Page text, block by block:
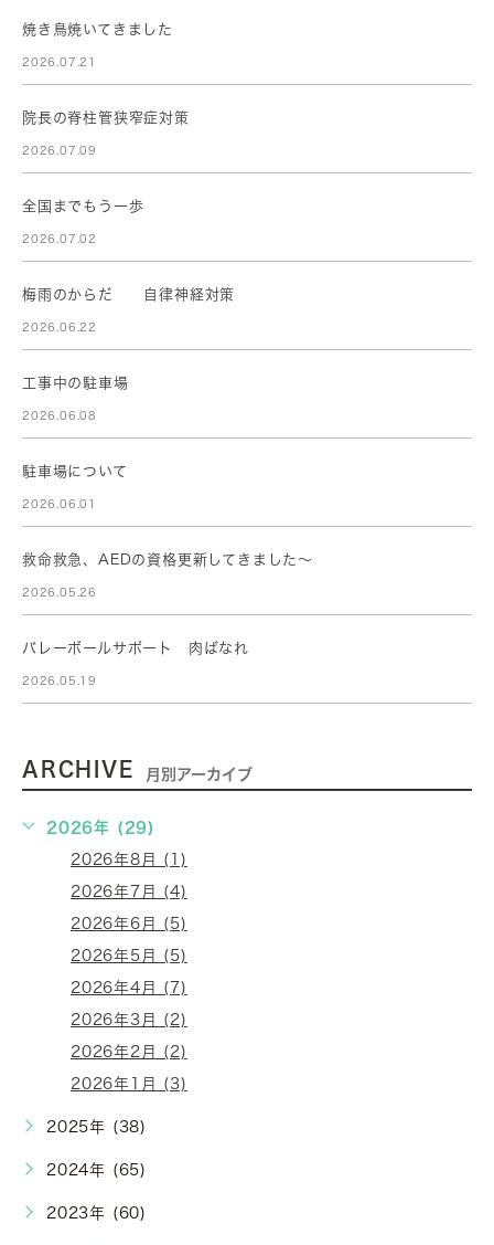
焼き鳥焼いてきました
2026.07.21
院長の脊柱管狭窄症対策
2026.07.09
全国までもう一歩
2026.07.02
梅雨のからだ 自律神経対策
2026.06.22
工事中の駐車場
2026.06.08
駐車場について
2026.06.01
救命救急、AEDの資格更新してきました～
2026.05.26
バレーボールサポート 肉ばなれ
2026.05.19
ARCHIVE 月別アーカイブ
2026年 (29)
2026年8月 (1)
2026年7月 (4)
2026年6月 (5)
2026年5月 (5)
2026年4月 (7)
2026年3月 (2)
2026年2月 (2)
2026年1月 (3)
2025年 (38)
2024年 (65)
2023年 (60)